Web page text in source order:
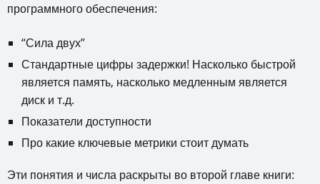
программного обеспечения:
“Сила двух”
Стандартные цифры задержки! Насколько быстрой
является память, насколько медленным является
диск и т.д.
Показатели доступности
Про какие ключевые метрики стоит думать
Эти понятия и числа раскрыты во второй главе книги: